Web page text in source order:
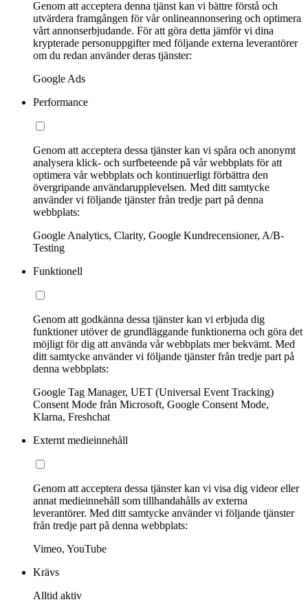
Genom att acceptera denna tjänst kan vi bättre förstå och
utvärdera framgången för vår onlineannonsering och optimera
vårt annonserbjudande. För att göra detta jämför vi dina
krypterade personuppgifter med följande externa leverantörer
om du redan använder deras tjänster:
Google Ads
Performance
Genom att acceptera dessa tjänster kan vi spåra och anonymt
analysera klick- och surfbeteende på vår webbplats för att
optimera vår webbplats och kontinuerligt förbättra den
övergripande användarupplevelsen. Med ditt samtycke
använder vi följande tjänster från tredje part på denna
webbplats:
Google Analytics, Clarity, Google Kundrecensioner, A/B-
Testing
Funktionell
Genom att godkänna dessa tjänster kan vi erbjuda dig
funktioner utöver de grundläggande funktionerna och göra det
möjligt för dig att använda vår webbplats mer bekvämt. Med
ditt samtycke använder vi följande tjänster från tredje part på
denna webbplats:
Google Tag Manager, UET (Universal Event Tracking)
Consent Mode från Microsoft, Google Consent Mode,
Klarna, Freshchat
Externt medieinnehåll
Genom att acceptera dessa tjänster kan vi visa dig videor eller
annat medieinnehåll som tillhandahålls av externa
leverantörer. Med ditt samtycke använder vi följande tjänster
från tredje part på denna webbplats:
Vimeo, YouTube
Krävs
Alltid aktiv